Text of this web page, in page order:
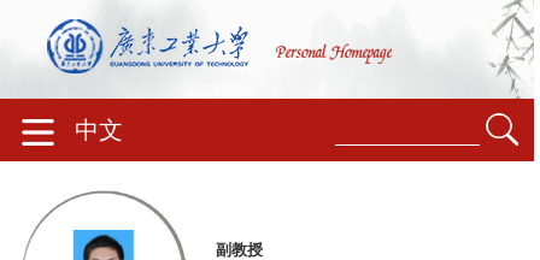
中文
副教授